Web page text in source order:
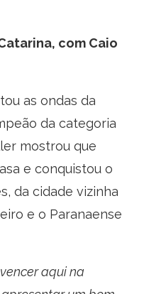
com Caio
as ondas da
da categoria
mostrou que
e conquistou o
da cidade vizinha
e o Paranaense
aqui na